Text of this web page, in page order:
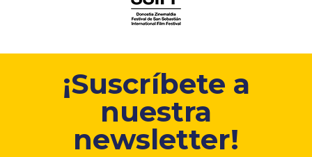
¡Suscríbete a
nuestra
newsletter!